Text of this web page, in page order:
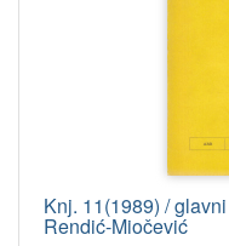
Knj. 11(1989) /
Rendić-Miočević